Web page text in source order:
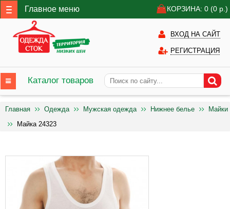
Главное меню КОРЗИНА: 0 (0 р.)
ВХОД НА САЙТ
РЕГИСТРАЦИЯ
Каталог товаров
Главная Одежда Мужская одежда Нижнее белье
Майки
Майка 24323